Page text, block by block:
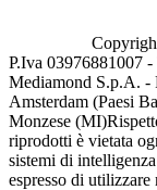
P.Iva 03976881007
Mediamond S.p.A. -
Amsterdam (Paesi
Monzese (MI)
riprodotti è vietata
sistemi di
espresso di